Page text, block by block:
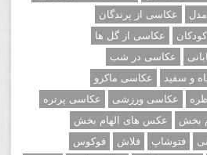
عکاسی از پرندگان
عکاسی از گل ها
عکاسی در شب
و سفید
عکاسی ماکرو
عکاسی ورزشی
عکاسی پرتره
بخش
عکس های الهام بخش
فتوشاپ فلاش
فوکوس